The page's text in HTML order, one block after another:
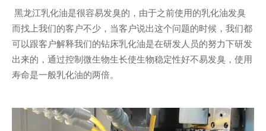
黑龙江乳化油是很容易发臭的，由于之前使用的乳化油发臭
而找上我们的客户不少，当客户说出这个问题的时候，我们都
可以跟客户解释我们的钻床乳化油是在研发人员的努力下研发
出来的，通过控制微生物生长使生物稳定性好不易发臭，使用
寿命是一般乳化油的两倍。